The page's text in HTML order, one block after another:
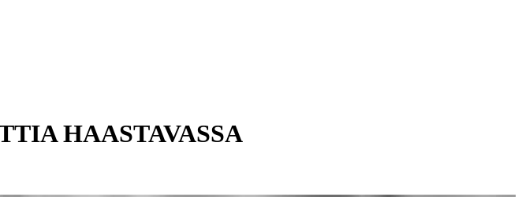
HAASTAVASSA